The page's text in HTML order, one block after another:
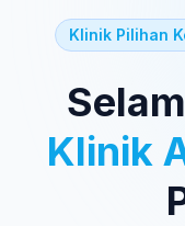
Klinik Pilihan
Klinik